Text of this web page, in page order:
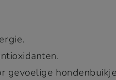
gevoelige